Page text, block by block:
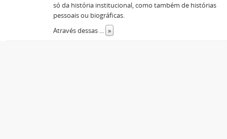
só da história institucional, como também de histórias
pessoais ou biográficas.
Através dessas ... »